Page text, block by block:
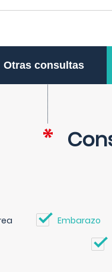
Otras consultas
Embarazo